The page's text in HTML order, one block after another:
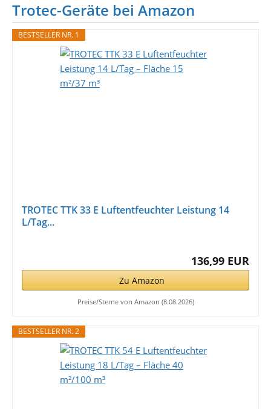
Trotec-Geräte bei Amazon
BESTSELLER NR. 1
TROTEC TTK 33 E Luftentfeuchter Leistung 14
L/Tag...
136,99 EUR
Zu Amazon
Preise/Sterne von Amazon (8.08.2026)
BESTSELLER NR. 2